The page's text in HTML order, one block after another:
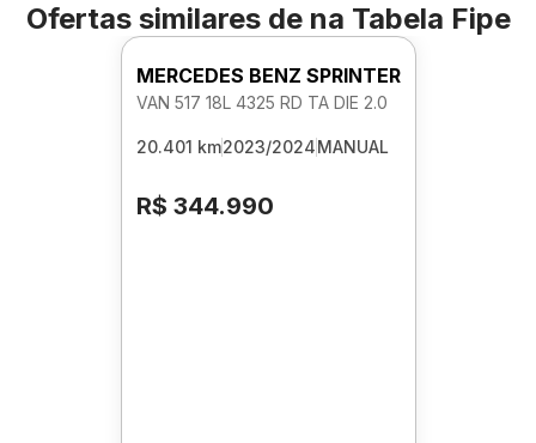
Ofertas similares de na Tabela Fipe
MERCEDES BENZ SPRINTER
VAN 517 18L 4325 RD TA DIE 2.0
20.401 km2023/2024MANUAL
R$ 344.990